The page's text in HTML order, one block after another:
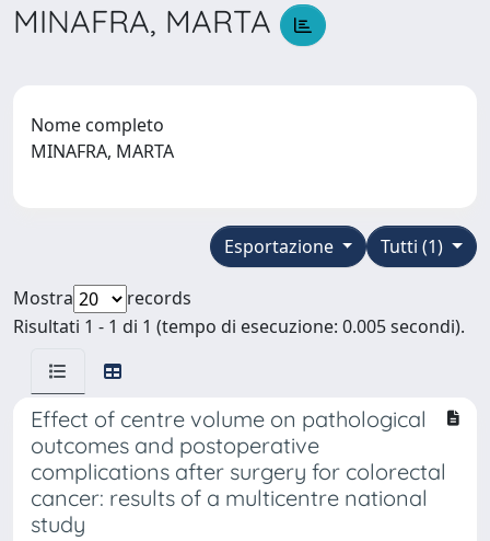
MINAFRA, MARTA
Nome completo
MINAFRA, MARTA
Tutti (1)
Esportazione
Mostra
records
Risultati 1 - 1 di 1 (tempo di esecuzione: 0.005 secondi).
Effect of centre volume on pathological
outcomes and postoperative
complications after surgery for colorectal
cancer: results of a multicentre national
study